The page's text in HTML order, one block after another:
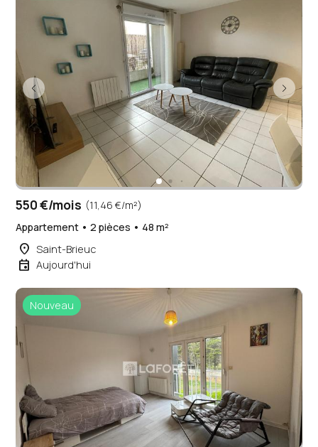
550 €/mois (11,46 €/m²)
Appartement • 2 pièces • 48 m²
place Saint-Brieuc
event Aujourd'hui
Nouveau